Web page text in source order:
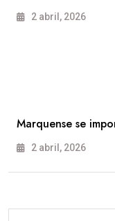
2 abril, 2026
Marquense se
2 abril, 2026